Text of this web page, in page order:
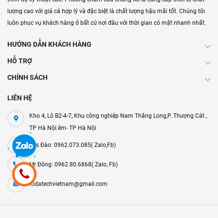
lượng cao với giá cả hợp lý và đặc biệt là chất lượng hậu mãi tốt. Chúng tôi
luôn phục vụ khách hàng ở bất cứ nơi đâu với thời gian có mặt nhanh nhất.
HƯỚNG DẪN KHÁCH HÀNG
HỖ TRỢ
CHÍNH SÁCH
LIÊN HỆ
Kho 4, Lô B2-4-7, Khu công nghiệp Nam Thăng Long,P. Thượng Cát ,
TP Hà Nội.êm- TP Hà Nội
Mrs Đào: 0962.073.085( Zalo,Fb)
Mr Đông: 0962.80.6868( Zalo, Fb)
fodatechvietnam@gmail.com